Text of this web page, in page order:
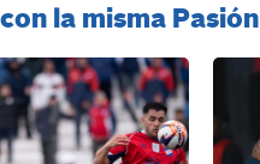
la misma Pasión